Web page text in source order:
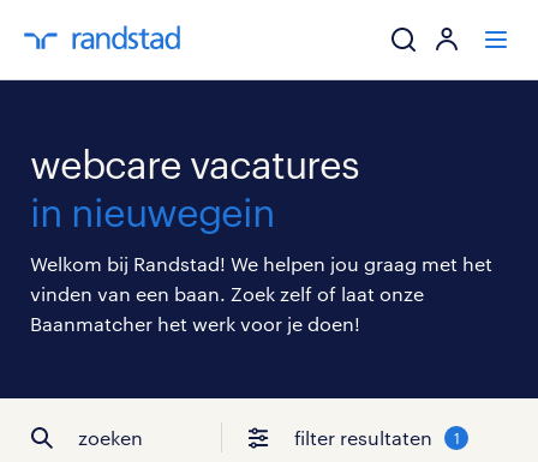
mijn carrière
over randstad
webcare vacatures
in nieuwegein
Welkom bij Randstad! We helpen jou graag met het
vinden van een baan. Zoek zelf of laat onze
Baanmatcher het werk voor je doen!
zoeken filter resultaten 1